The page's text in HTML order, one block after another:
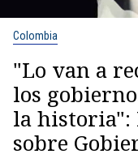
Colombia
"Lo van a
los
la historia":
sobre